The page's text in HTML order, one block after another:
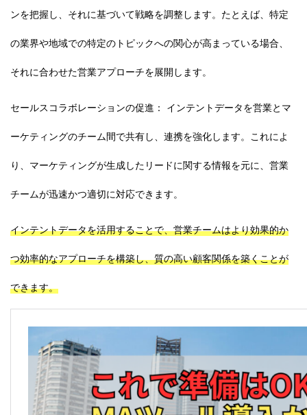
ンを把握し、それに基づいて戦略を調整します。たとえば、特定
の業界や地域での特定のトピックへの関心が高まっている場合、
それに合わせた営業アプローチを展開します。
セールスコラボレーションの促進： インテントデータを営業とマ
ーケティングのチーム間で共有し、連携を強化します。これによ
り、マーケティングが生成したリードに関する情報を元に、営業
チームが迅速かつ適切に対応できます。
インテントデータを活用することで、営業チームはより効果的か
つ効率的なアプローチを構築し、質の高い顧客関係を築くことが
できます。